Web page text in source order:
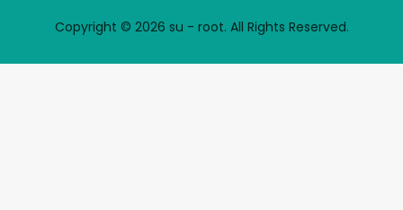
Copyright © 2026 su - root. All Rights Reserved.